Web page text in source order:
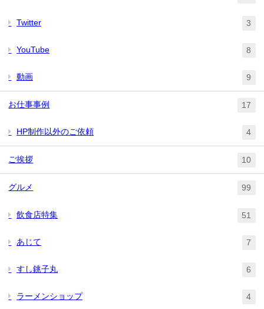
Twitter 3
YouTube 8
動画 9
お仕事事例 17
HP制作以外のご依頼 4
ご挨拶 10
グルメ 99
飲食店特集 51
あじて 7
すし銚子丸 6
ラーメンショップ 4